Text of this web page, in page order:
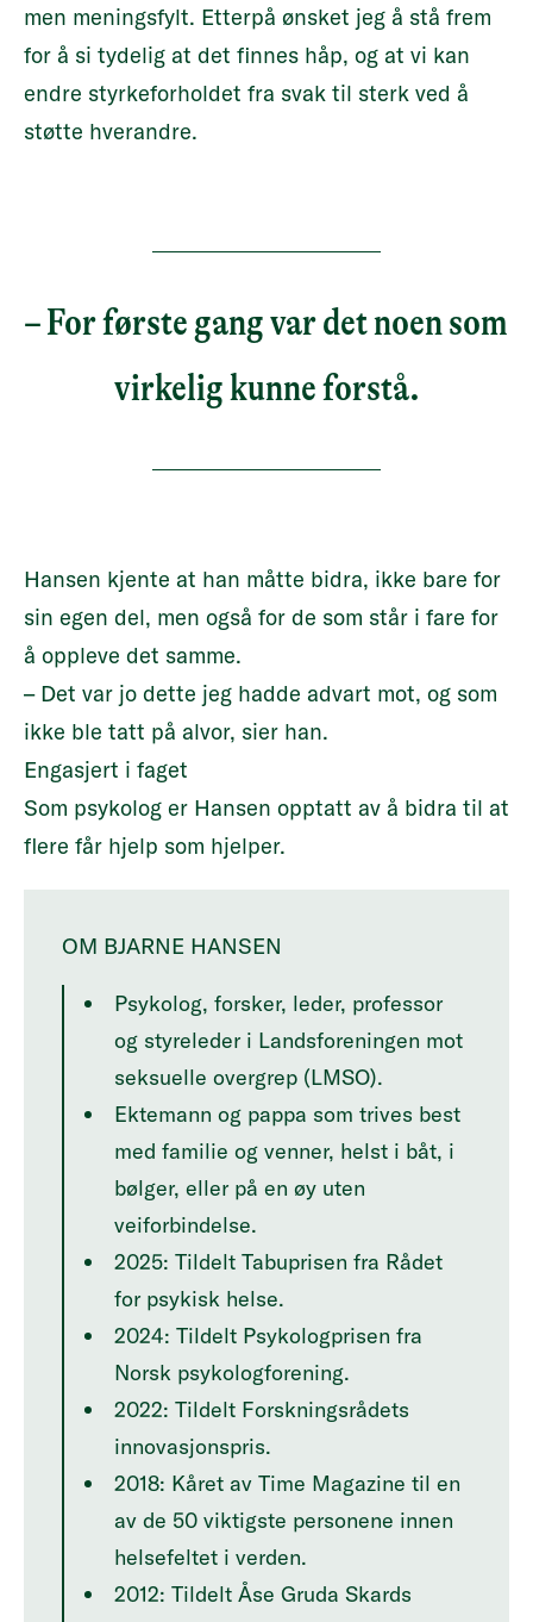
men meningsfylt. Etterpå ønsket jeg å stå frem
for å si tydelig at det finnes håp, og at vi kan
endre styrkeforholdet fra svak til sterk ved å
støtte hverandre.
– For første gang var det noen som
virkelig kunne forstå.
Hansen kjente at han måtte bidra, ikke bare for
sin egen del, men også for de som står i fare for
å oppleve det samme.
– Det var jo dette jeg hadde advart mot, og som
ikke ble tatt på alvor, sier han.
Engasjert i faget
Som psykolog er Hansen opptatt av å bidra til at
flere får hjelp som hjelper.
OM BJARNE HANSEN
Psykolog, forsker, leder, professor
og styreleder i Landsforeningen mot
seksuelle overgrep (LMSO).
Ektemann og pappa som trives best
med familie og venner, helst i båt, i
bølger, eller på en øy uten
veiforbindelse.
2025: Tildelt Tabuprisen fra Rådet
for psykisk helse.
2024: Tildelt Psykologprisen fra
Norsk psykologforening.
2022: Tildelt Forskningsrådets
innovasjonspris.
2018: Kåret av Time Magazine til en
av de 50 viktigste personene innen
helsefeltet i verden.
2012: Tildelt Åse Gruda Skards